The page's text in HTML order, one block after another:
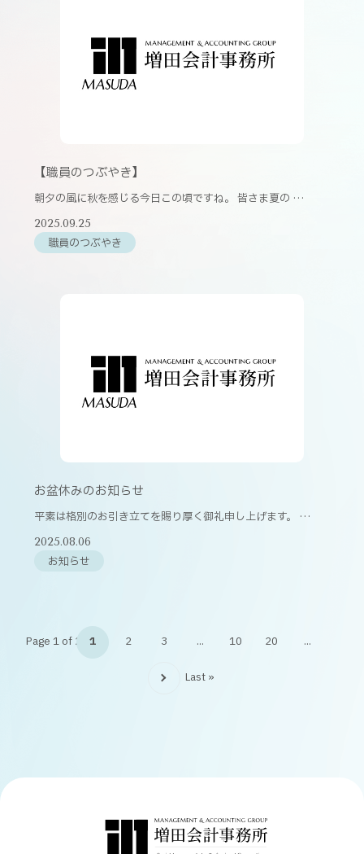
【職員のつぶやき】
朝夕の風に秋を感じる今日この頃ですね。 皆さま夏の …
2025.09.25
職員のつぶやき
お盆休みのお知らせ
平素は格別のお引き立てを賜り厚く御礼申し上げます。 …
2025.08.06
お知らせ
Page 1 of 25 1 2 3 ... 10 20 ...
Last »